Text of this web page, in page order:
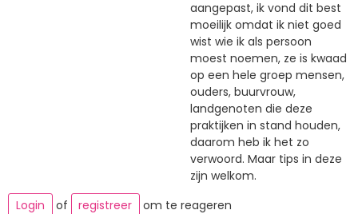
aangepast, ik vond dit best
moeilijk omdat ik niet goed
wist wie ik als persoon
moest noemen, ze is kwaad
op een hele groep mensen,
ouders, buurvrouw,
landgenoten die deze
praktijken in stand houden,
daarom heb ik het zo
verwoord. Maar tips in deze
zijn welkom.
Login
of registreer om te reageren